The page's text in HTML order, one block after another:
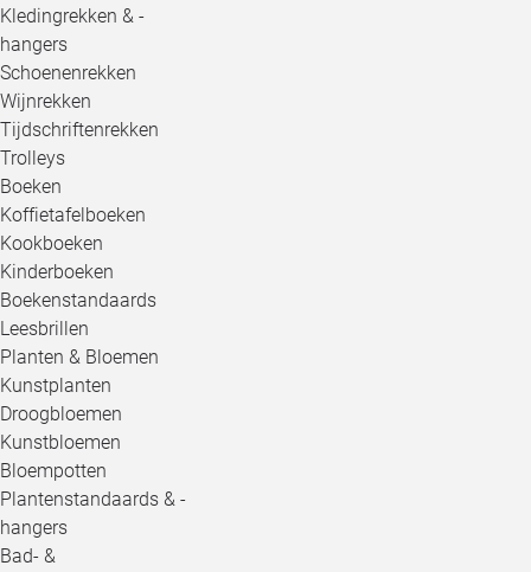
Kledingrekken & -
hangers
Schoenenrekken
Wijnrekken
Tijdschriftenrekken
Trolleys
Boeken
Koffietafelboeken
Kookboeken
Kinderboeken
Boekenstandaards
Leesbrillen
Planten & Bloemen
Kunstplanten
Droogbloemen
Kunstbloemen
Bloempotten
Plantenstandaards & -
hangers
Bad- &